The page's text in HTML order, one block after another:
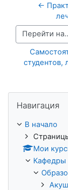
←
Перейти на...
студентов,
Навигация
В начало
Мои
Кафедры